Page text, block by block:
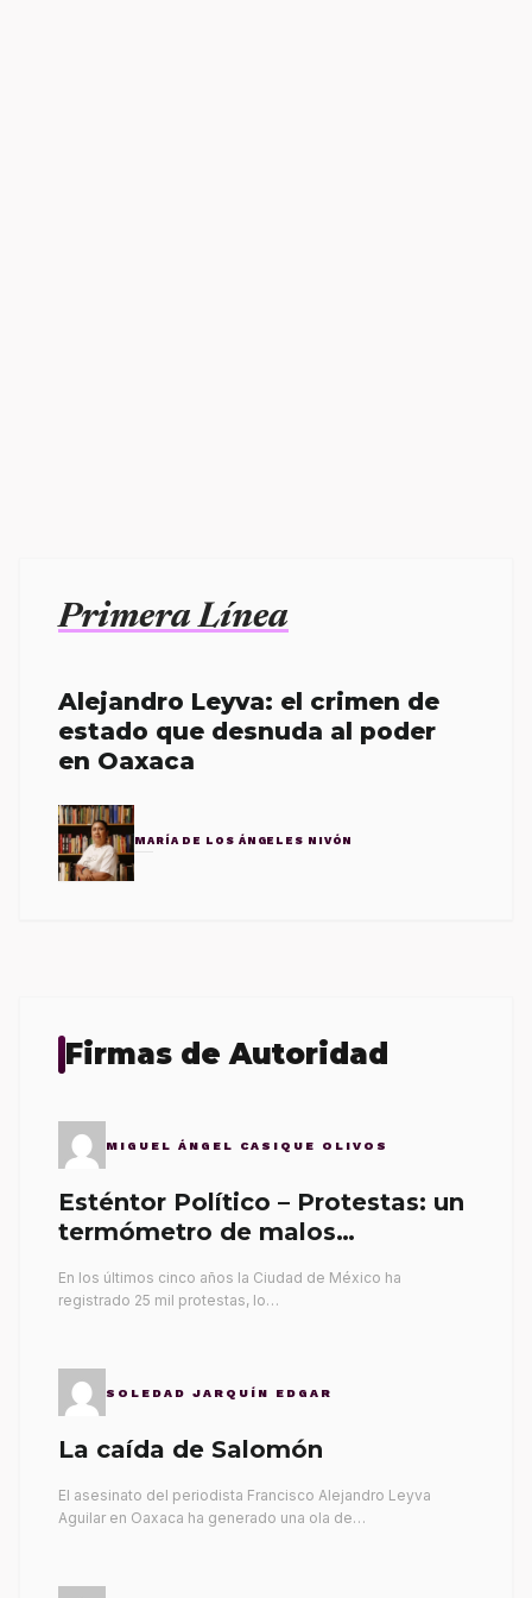
Primera Línea
Alejandro Leyva: el crimen de
estado que desnuda al poder
en Oaxaca
MARÍA DE LOS ÁNGELES NIVÓN
Firmas de Autoridad
MIGUEL ÁNGEL CASIQUE OLIVOS
Esténtor Político – Protestas: un
termómetro de malos
En los últimos cinco años la Ciudad de México ha
registrado 25 mil protestas, lo…
SOLEDAD JARQUÍN EDGAR
La caída de Salomón
El asesinato del periodista Francisco Alejandro Leyva
Aguilar en Oaxaca ha generado una ola de…